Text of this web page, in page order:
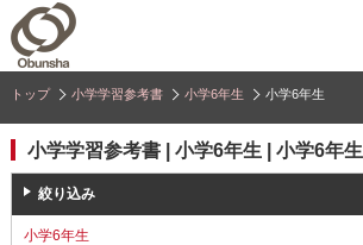
トップ 小学学習参考書 小学6年生 小学6年生
小学学習参考書 | 小学6年生 | 小学6年生
絞り込み
小学6年生